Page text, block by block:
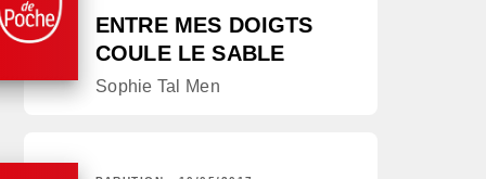
ENTRE MES DOIGTS
COULE LE SABLE
Sophie Tal Men